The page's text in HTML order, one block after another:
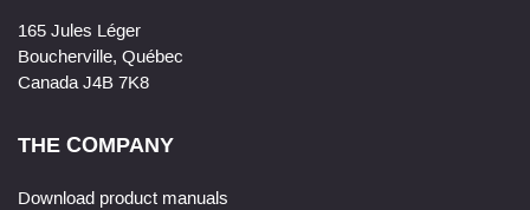
165 Jules Léger
Boucherville, Québec
Canada J4B 7K8
THE COMPANY
Download product manuals